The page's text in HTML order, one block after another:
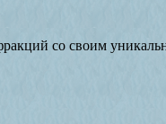
со своим